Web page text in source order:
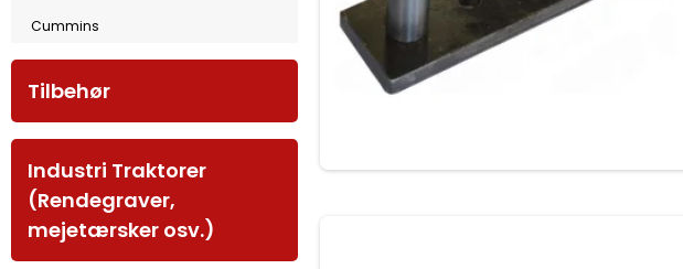
Cummins
Tilbehør
Industri Traktorer
(Rendegraver,
mejetærsker osv.)